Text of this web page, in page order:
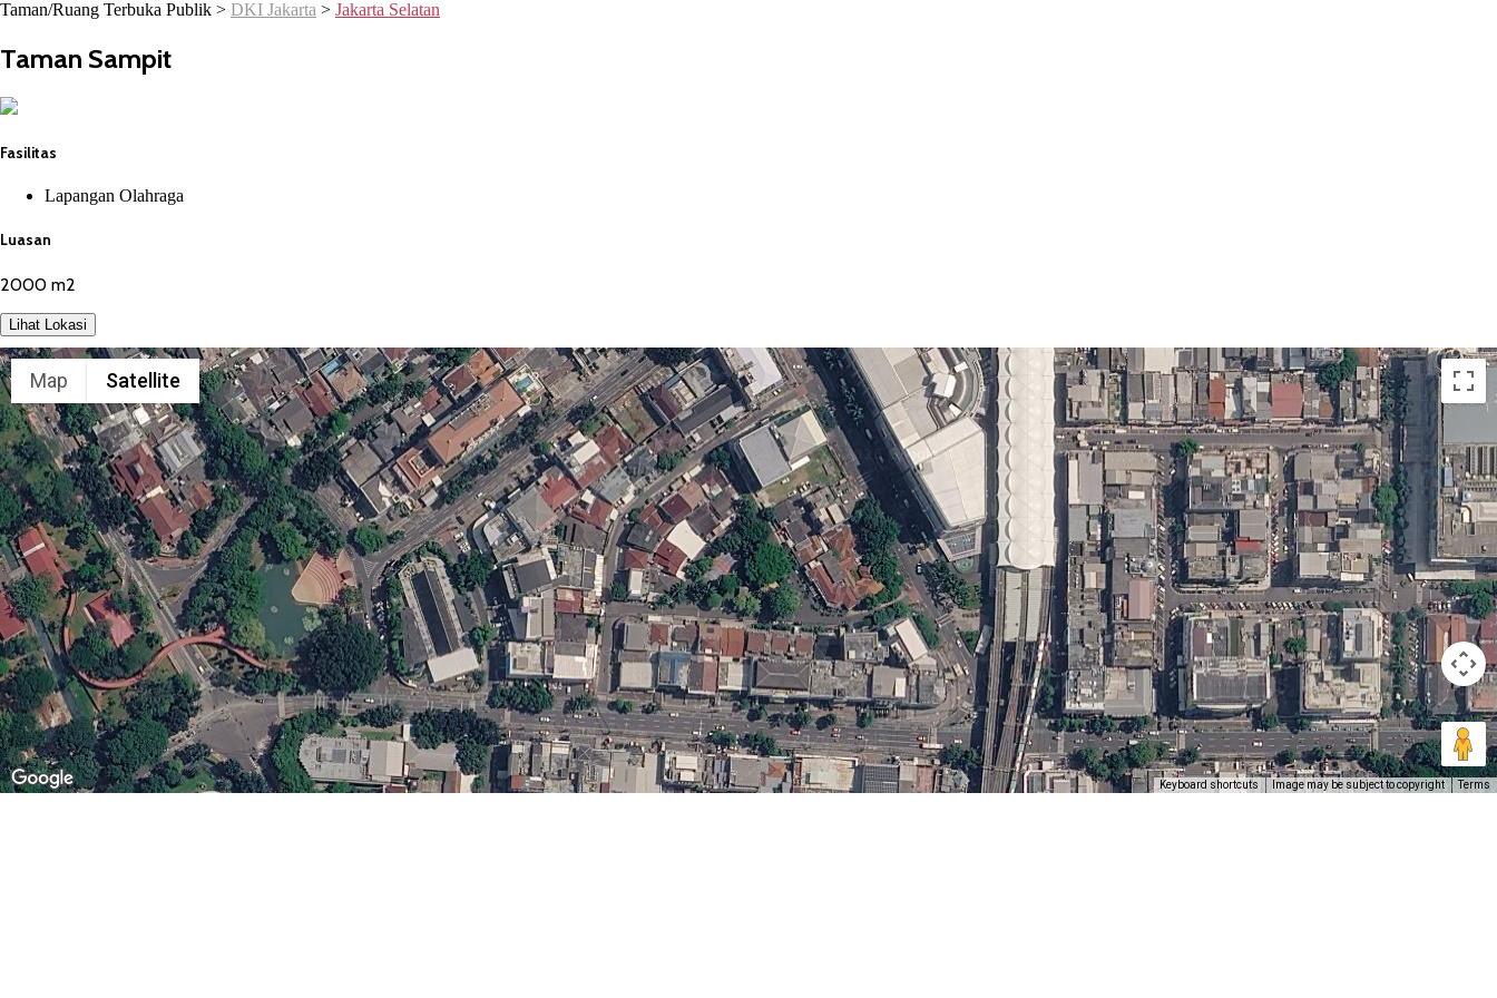
Taman/Ruang Terbuka Publik > DKI Jakarta > Jakarta Selatan
Taman Sampit
Fasilitas
Lapangan Olahraga
Luasan
2000 m2
Lihat Lokasi
Map Satellite
Keyboard shortcuts Image may be subject to copyright Terms